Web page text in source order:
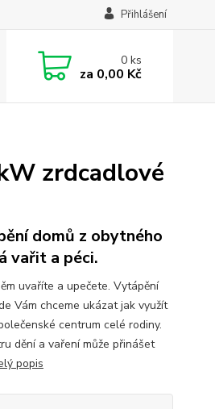
Přihlášení
0ks
za 0,00 Kč
zrdcadlové
domů z obytného
vařit a péci.
uvaříte a upečete. Vytápění
Vám chceme ukázat jak využít
centrum celé rodiny.
dění a vaření může přinášet
popis